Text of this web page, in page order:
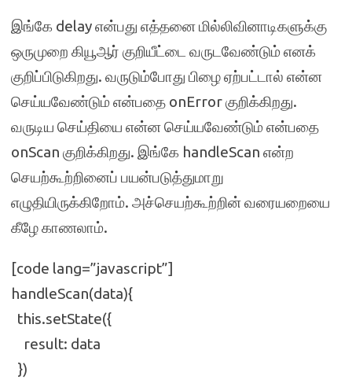
இங்கே delay என்பது எத்தனை மில்லிவினாடிகளுக்கு
ஒருமுறை கியூஆர் குறியீட்டை வருடவேண்டும் எனக்
குறிப்பிடுகிறது. வருடும்போது பிழை ஏற்பட்டால் என்ன
செய்யவேண்டும் என்பதை onError குறிக்கிறது.
வருடிய செய்தியை என்ன செய்யவேண்டும் என்பதை
onScan குறிக்கிறது. இங்கே handleScan என்ற
செயற்கூற்றினைப் பயன்படுத்துமாறு
எழுதியிருக்கிறோம். அச்செயற்கூற்றின் வரையறையை
கீழே காணலாம்.
[code lang=”javascript”]
handleScan(data){
this.setState({
result: data
})